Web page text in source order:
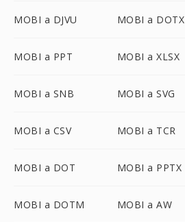
MOBI a DJVU MOBI a DOTX
MOBI a PPT MOBI a XLSX
MOBI a SNB MOBI a SVG
MOBI a CSV MOBI a TCR
MOBI a DOT MOBI a PPTX
MOBI a DOTM MOBI a AW